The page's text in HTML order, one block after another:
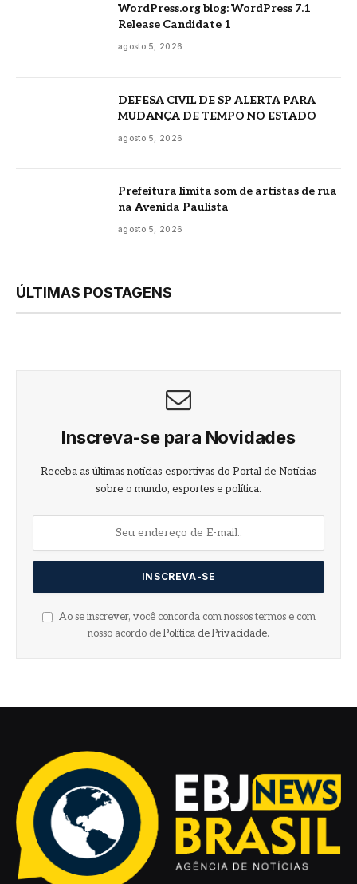
WordPress.org blog: WordPress 7.1
Release Candidate 1
agosto 5, 2026
DEFESA CIVIL DE SP ALERTA PARA
MUDANÇA DE TEMPO NO ESTADO
agosto 5, 2026
Prefeitura limita som de artistas de rua
na Avenida Paulista
agosto 5, 2026
ÚLTIMAS POSTAGENS
Inscreva-se para Novidades
Receba as últimas notícias esportivas do Portal de Notícias
sobre o mundo, esportes e política.
Ao se inscrever, você concorda com nossos termos e com
nosso acordo de Política de Privacidade.